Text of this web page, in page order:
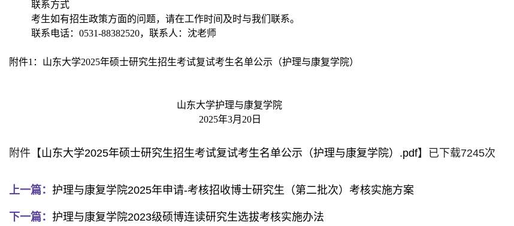
联系方式
考生如有招生政策方面的问题，请在工作时间及时与我们联系。
联系电话： 0531-88382520，联系人：沈老师
附件1 ：山东大学2025年硕士研究生招生考试复试考生名单公示（护理与康复学院）
山东大学护理与康复学院
2025年3月 20 日
附件【 山东大学2025年硕士研究生招生考试复试考生名单公示（护理与康复学院）.pdf】已下载7245次
上一篇： 护理与康复学院2025年申请-考核招收博士研究生（第二批次）考核实施方案
下一篇： 护理与康复学院2023级硕博连读研究生选拔考核实施办法